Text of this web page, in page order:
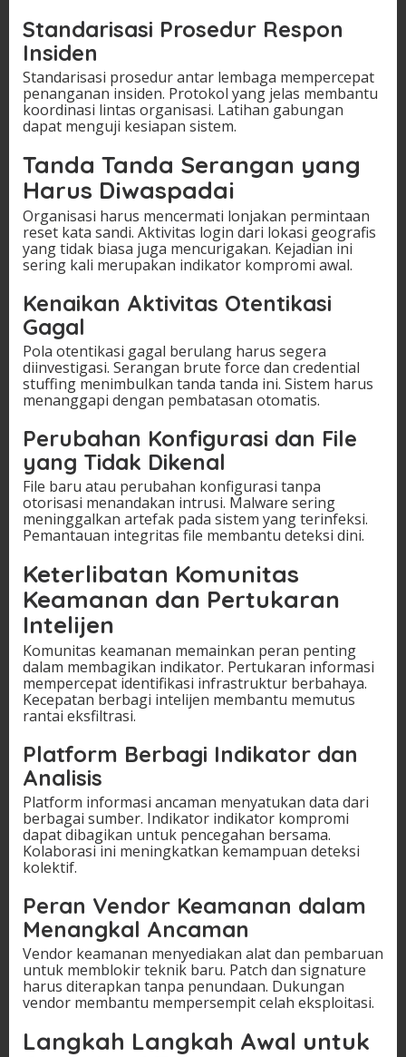
Standarisasi Prosedur Respon
Insiden
Standarisasi prosedur antar lembaga mempercepat
penanganan insiden. Protokol yang jelas membantu
koordinasi lintas organisasi. Latihan gabungan
dapat menguji kesiapan sistem.
Tanda Tanda Serangan yang
Harus Diwaspadai
Organisasi harus mencermati lonjakan permintaan
reset kata sandi. Aktivitas login dari lokasi geografis
yang tidak biasa juga mencurigakan. Kejadian ini
sering kali merupakan indikator kompromi awal.
Kenaikan Aktivitas Otentikasi
Gagal
Pola otentikasi gagal berulang harus segera
diinvestigasi. Serangan brute force dan credential
stuffing menimbulkan tanda tanda ini. Sistem harus
menanggapi dengan pembatasan otomatis.
Perubahan Konfigurasi dan File
yang Tidak Dikenal
File baru atau perubahan konfigurasi tanpa
otorisasi menandakan intrusi. Malware sering
meninggalkan artefak pada sistem yang terinfeksi.
Pemantauan integritas file membantu deteksi dini.
Keterlibatan Komunitas
Keamanan dan Pertukaran
Intelijen
Komunitas keamanan memainkan peran penting
dalam membagikan indikator. Pertukaran informasi
mempercepat identifikasi infrastruktur berbahaya.
Kecepatan berbagi intelijen membantu memutus
rantai eksfiltrasi.
Platform Berbagi Indikator dan
Analisis
Platform informasi ancaman menyatukan data dari
berbagai sumber. Indikator indikator kompromi
dapat dibagikan untuk pencegahan bersama.
Kolaborasi ini meningkatkan kemampuan deteksi
kolektif.
Peran Vendor Keamanan dalam
Menangkal Ancaman
Vendor keamanan menyediakan alat dan pembaruan
untuk memblokir teknik baru. Patch dan signature
harus diterapkan tanpa penundaan. Dukungan
vendor membantu mempersempit celah eksploitasi.
Langkah Langkah Awal untuk